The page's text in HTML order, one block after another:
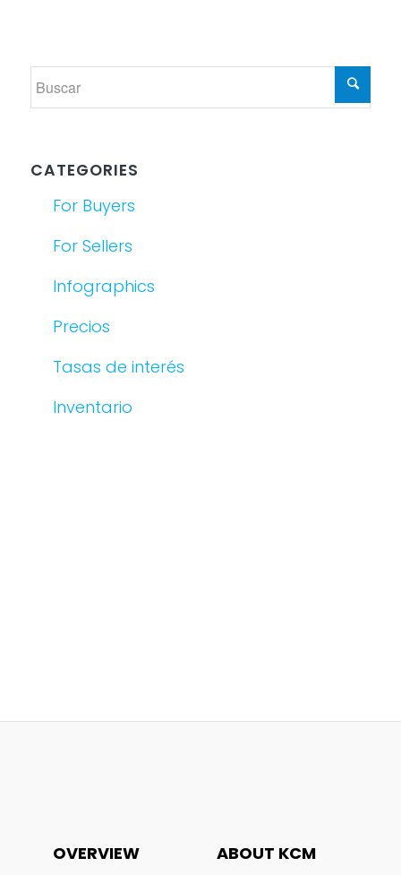
CATEGORIES
For Buyers
For Sellers
Infographics
Precios
Tasas de interés
Inventario
OVERVIEW ABOUT KCM